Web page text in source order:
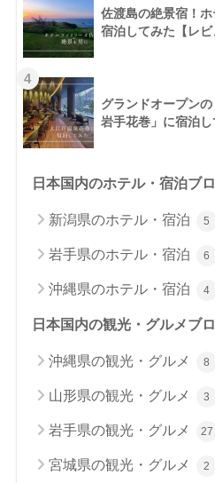
佐渡島の絶景宿！
宿泊してみた【レビ
4
グランドオープン
岩手花巻」に宿泊し
日本国内のホテル・宿泊ブ
新潟県のホテル・宿泊 5
岩手県のホテル・宿泊 6
沖縄県のホテル・宿泊 4
日本国内の観光・グルメブ
沖縄県の観光・グルメ 8
山形県の観光・グルメ 3
岩手県の観光・グルメ 27
宮城県の観光・グルメ 2